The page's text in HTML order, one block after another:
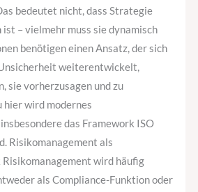
bedeutet nicht, dass Strategie
– vielmehr muss sie dynamisch
benötigen einen Ansatz, der sich
weiterentwickelt,
sie vorherzusagen und zu
hier wird modernes
das Framework ISO
Risikomanagement als
wird häufig
als Compliance-Funktion oder